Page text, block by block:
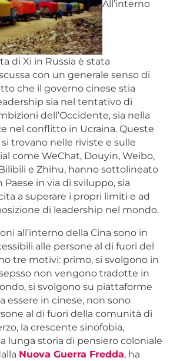
All’interno
di Xi in Russia è stata
con un generale senso di
che il governo cinese stia
sia nel tentativo di
dell’Occidente, sia nella
nel conflitto in Ucraina. Queste
trovano nelle riviste e sulle
come WeChat, Douyin, Weibo,
e Zhihu, hanno sottolineato
Paese in via di sviluppo, sia
a superare i propri limiti e ad
di leadership nel mondo.
all’interno della Cina sono in
alle persone al di fuori del
tre motivi: primo, si svolgono in
non vengono tradotte in
si svolgono su piattaforme
essere in cinese, non sono
al di fuori della comunità di
la crescente sinofobia,
lunga storia di pensiero coloniale
Nuova Guerra Fredda, ha